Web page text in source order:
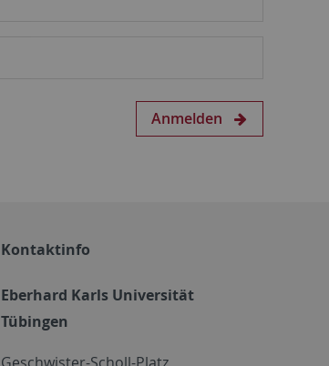
Anmelden
Kontaktinfo
Eberhard Karls Universität
Tübingen